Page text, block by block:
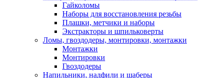
Гайколомы
Наборы для восстановления резьбы
Плашки, метчики и наборы
Экстракторы и шпильковерты
Ломы, гвоздодеры, монтировки, монтажки
Монтажки
Монтировки
Гвоздодеры
Напильники, надфили и шаберы